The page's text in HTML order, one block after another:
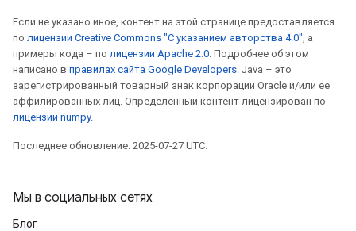
Если не указано иное, контент на этой странице предоставляется
по лицензии Creative Commons "С указанием авторства 4.0", а
примеры кода – по лицензии Apache 2.0. Подробнее об этом
написано в правилах сайта Google Developers. Java – это
зарегистрированный товарный знак корпорации Oracle и/или ее
аффилированных лиц. Определенный контент лицензирован по
лицензии numpy.
Последнее обновление: 2025-07-27 UTC.
Мы в социальных сетях
Блог